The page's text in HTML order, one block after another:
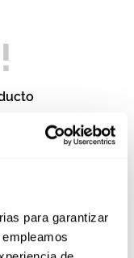
para garantizar
palabra
del